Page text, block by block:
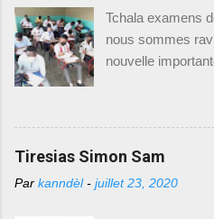
https://
Unique)]. Ce lien
vous trouverez
Légitime, la
et élabora la
coup, elle élit
nomma Antenor
des relations
opposait l’ouest
mandat de
Tchala examens
nous sommes
nouvelle
l'Éducation
Professionnelle
Direction de
vient de mettre à
Tiresias Simon Sam
Par kanndèl - juillet 23, 2020